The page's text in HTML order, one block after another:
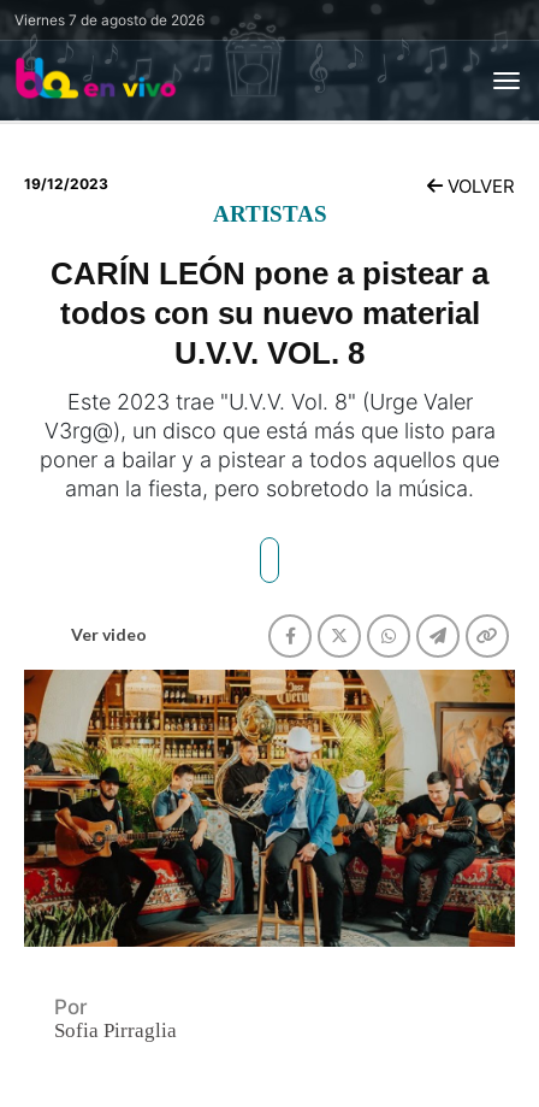
Viernes 7 de agosto de 2026
19/12/2023 VOLVER
ARTISTAS
CARÍN LEÓN pone a pistear a
todos con su nuevo material
U.V.V. VOL. 8
Este 2023 trae "U.V.V. Vol. 8" (Urge Valer
V3rg@), un disco que está más que listo para
poner a bailar y a pistear a todos aquellos que
aman la fiesta, pero sobretodo la música.
Ver video
Por
Sofia Pirraglia